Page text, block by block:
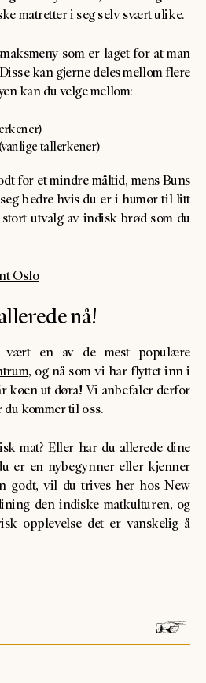
matretter i seg selv svært ulike.
som er laget for at man
kan gjerne deles mellom flere
kan du velge mellom:
tallerkener)
for et mindre måltid, mens Buns
bedre hvis du er i humør til litt
utvalg av indisk brød som du
Oslo
nå!
en av de mest populære
, og nå som vi har flyttet inn i
køen ut døra! Vi anbefaler derfor
kommer til oss.
mat? Eller har du allerede dine
er en nybegynner eller kjenner
godt, vil du trives her hos New
den indiske matkulturen, og
opplevelse det er vanskelig å